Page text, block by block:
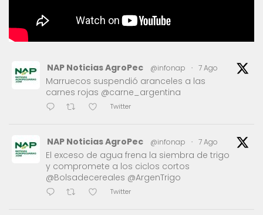
NAP Noticias AgroPec @infonap · 7 Ago
Marruecos suspendió aranceles a las
carnes rojas @carne_argentina
Twitter
NAP Noticias AgroPec @infonap · 7 Ago
El exceso de agua frena la siembra de trigo
y compromete a los ciclos cortos
@Bolsadecereales @ArgenTrigo
Twitter